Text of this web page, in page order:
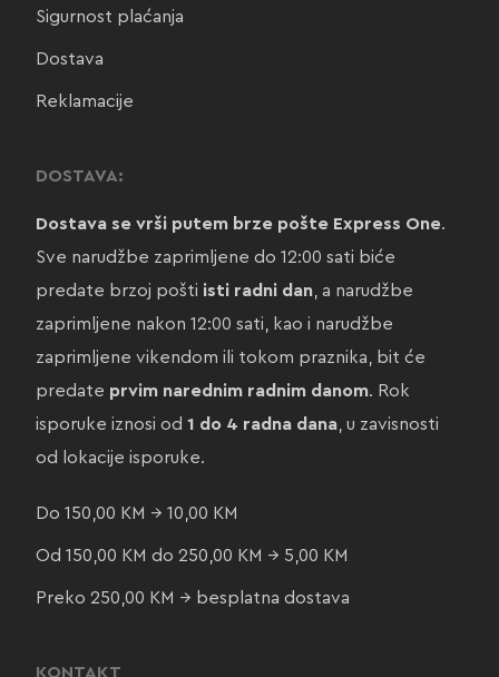
Sigurnost plaćanja
Dostava
Reklamacije
DOSTAVA:
Dostava se vrši putem brze pošte Express One.
Sve narudžbe zaprimljene do 12:00 sati biće
predate brzoj pošti isti radni dan, a narudžbe
zaprimljene nakon 12:00 sati, kao i narudžbe
zaprimljene vikendom ili tokom praznika, bit će
predate prvim narednim radnim danom. Rok
isporuke iznosi od 1 do 4 radna dana, u zavisnosti
od lokacije isporuke.
Do 150,00 KM → 10,00 KM
Od 150,00 KM do 250,00 KM → 5,00 KM
Preko 250,00 KM → besplatna dostava
KONTAKT